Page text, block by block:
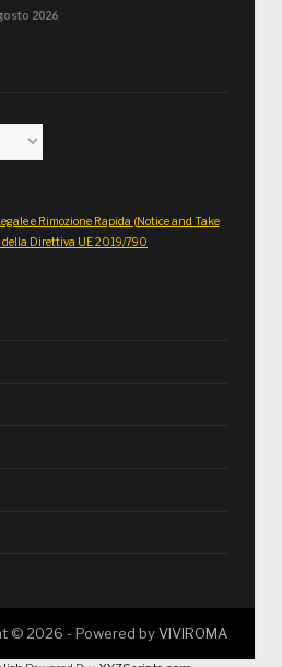
2026
e Rimozione Rapida (Notice and Take
della Direttiva UE 2019/790
© 2026 - Powered byVIVIROMA